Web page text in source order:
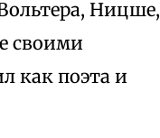
Ницше,
своими
как поэта и